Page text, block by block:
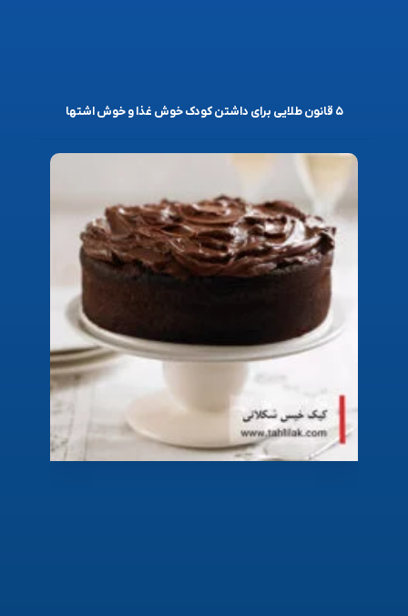
۵ قانون طلایی برای داشتن کودک خوش غذا و خوش اشتها